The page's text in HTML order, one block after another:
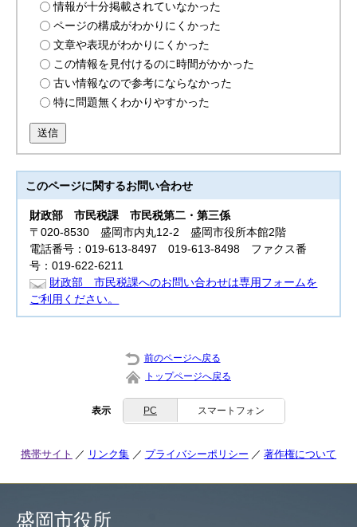
情報が十分掲載されていなかった
ページの構成がわかりにくかった
文章や表現がわかりにくかった
この情報を見付けるのに時間がかかった
古い情報なので参考にならなかった
特に問題無くわかりやすかった
送信
このページに関するお問い合わせ
財政部市民税課 市民税第二・第三係
〒020-8530 盛岡市内丸12-2 盛岡市役所本館2階
電話番号：019-613-8497 019-613-8498 ファクス番
号：019-622-6211
財政部 市民税課へのお問い合わせは専用フォームを
ご利用ください。
前のページへ戻る
トップページへ戻る
表示 PC スマートフォン
携帯サイト リンク集 プライバシーポリシー 著作権について
盛岡市役所